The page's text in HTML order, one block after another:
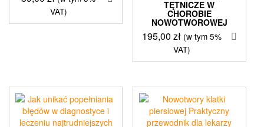
VAT)
TĘTNICZE W
CHOROBIE
NOWOTWOROWEJ
195,00zł (w tym 5%
VAT)